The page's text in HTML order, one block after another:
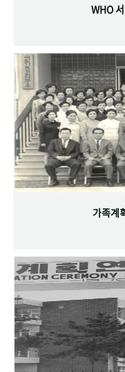
WHO
가족계